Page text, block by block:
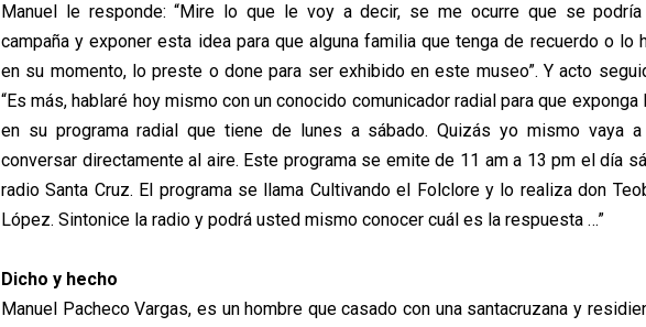
Manuel le responde: “Mire lo que le voy a decir, se me ocurre que se podría
campaña y exponer esta idea para que alguna familia que tenga de recuerdo o lo
en su momento, lo preste o done para ser exhibido en este museo”. Y acto
“Es más, hablaré hoy mismo con un conocido comunicador radial para que exponga
en su programa radial que tiene de lunes a sábado. Quizás yo mismo vaya
conversar directamente al aire. Este programa se emite de 11 am a 13 pm el día
radio Santa Cruz. El programa se llama Cultivando el Folclore y lo realiza don
López. Sintonice la radio y podrá usted mismo conocer cuál es la respuesta …”
Dicho y hecho
Manuel Pacheco Vargas, es un hombre que casado con una santacruzana y